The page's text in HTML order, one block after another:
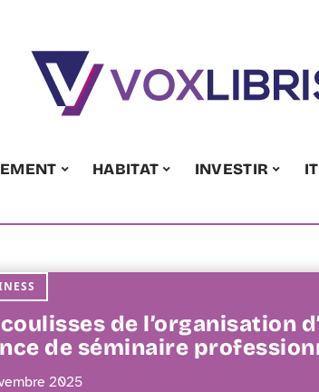
HABITAT INVESTIR IT
de l’organisation
de séminaire
2025